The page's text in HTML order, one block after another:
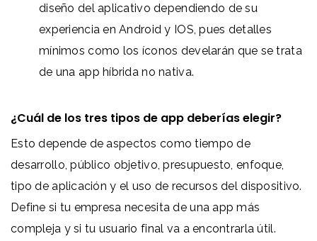
diseño del aplicativo dependiendo de su
experiencia en Android y IOS, pues detalles
mínimos como los íconos develarán que se trata
de una app híbrida no nativa.
¿Cuál de los tres tipos de app deberías elegir?
Esto depende de aspectos como tiempo de
desarrollo, público objetivo, presupuesto, enfoque,
tipo de aplicación y el uso de recursos del dispositivo.
Define si tu empresa necesita de una app más
compleja y si tu usuario final va a encontrarla útil.